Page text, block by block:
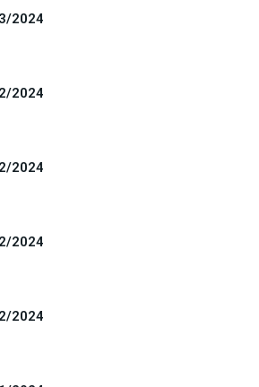
2024
2024
2024
2024
2024